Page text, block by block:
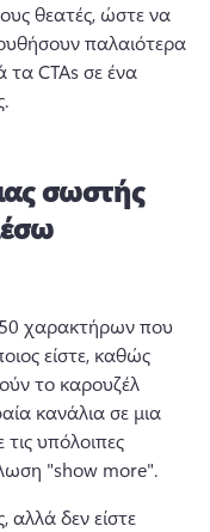
θεατές, ώστε να
παλαιότερα
CTAs σε ένα
σωστής
χαρακτήρων που
είστε, καθώς
το καρουζέλ
κανάλια σε μια
υπόλοιπες
"show more".
αλλά δεν είστε